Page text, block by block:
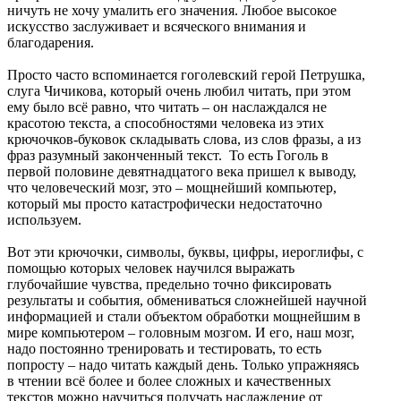
ничуть не хочу умалить его значения. Любое высокое
искусство заслуживает и всяческого внимания и
благодарения.
Просто часто вспоминается гоголевский герой Петрушка,
слуга Чичикова, который очень любил читать, при этом
ему было всё равно, что читать – он наслаждался не
красотою текста, а способностями человека из этих
крючочков-буковок складывать слова, из слов фразы, а из
фраз разумный законченный текст. То есть Гоголь в
первой половине девятнадцатого века пришел к выводу,
что человеческий мозг, это – мощнейший компьютер,
который мы просто катастрофически недостаточно
используем.
Вот эти крючочки, символы, буквы, цифры, иероглифы, с
помощью которых человек научился выражать
глубочайшие чувства, предельно точно фиксировать
результаты и события, обмениваться сложнейшей научной
информацией и стали объектом обработки мощнейшим в
мире компьютером – головным мозгом. И его, наш мозг,
надо постоянно тренировать и тестировать, то есть
попросту – надо читать каждый день. Только упражняясь
в чтении всё более и более сложных и качественных
текстов можно научиться получать наслаждение от